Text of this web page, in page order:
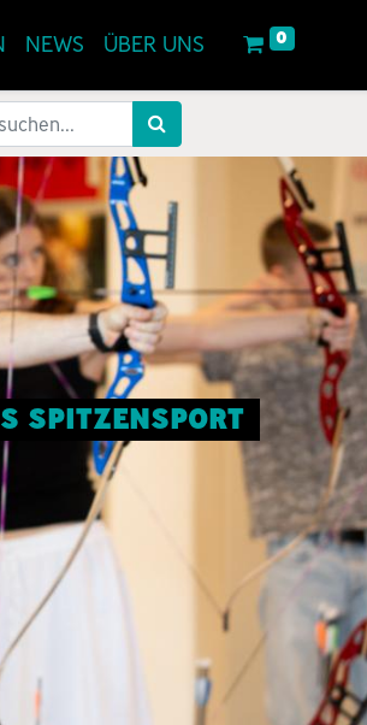
NEWS ÜBER UNS 0
SPITZENSPORT